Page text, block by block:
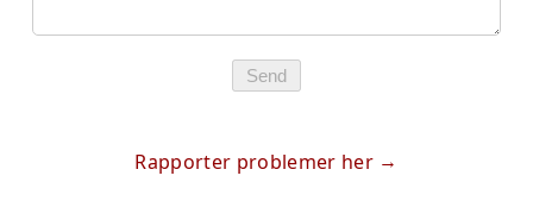
Send
Rapporter problemer her